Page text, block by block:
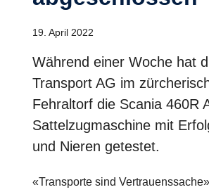
19. April 2022
Während einer Woche hat
Transport AG im
Fehraltorf die Scania 460R
Sattelzugmaschine mit
und Nieren getestet.
«Transporte sind